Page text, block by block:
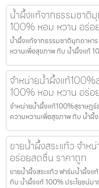
น้ำผึ้งแท้จากธรรมชาติ
100% หอม หวาน อร่อ
น้ำผึ้งแท้จากธรรมชาติมุกดาหา
หวานเพื่อสุขภาพ กับ น้ำผึ้งแท้
จำหน่ายน้ำผึ้งแท้
100% หอม หวาน อร่อ
จำหน่ายน้ำผึ้งแท้100%สุราษฎ
ความหวานเพื่อสุขภาพ กับ น้ำผึ้
ขายน้ำผึ้งสระแก้ว จำห
อร่อยสดชื่น ราคาถูก
ขายน้ำผึ้งสระแก้ว ฟาร์มน้ำผึ้งแ
กับ น้ำผึ้งแท้ 100% ประโยชน์ม